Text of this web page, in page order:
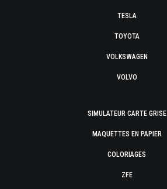
TESLA
TOYOTA
VOLKSWAGEN
VOLVO
SIMULATEUR CARTE GRISE
MAQUETTES EN PAPIER
COLORIAGES
ZFE